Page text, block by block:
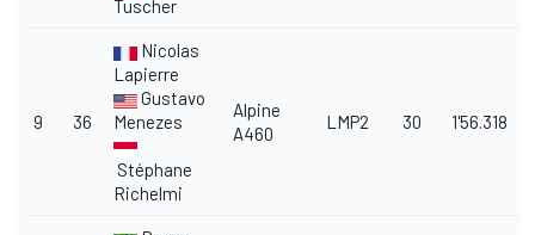
Tuscher
9 36
Nicolas
Lapierre
Gustavo
Menezes
Stéphane
Richelmi
Alpine
A460
LMP2 30 1'56.318